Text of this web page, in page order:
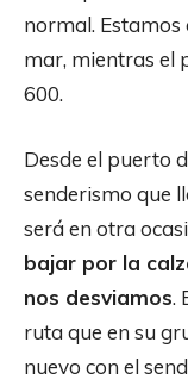
normal. Estamos
mar, mientras el
600.
Desde el puerto
senderismo que
será en otra
bajar por la
nos desviamos.
ruta que en su
nuevo con el